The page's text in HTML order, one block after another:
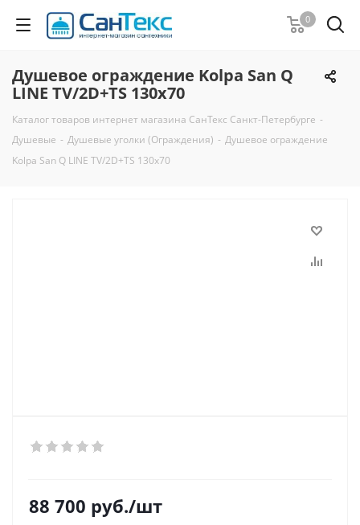
0
Душевое ограждение Kolpa San Q
LINE TV/2D+TS 130х70
Каталог товаров интернет магазина СанТекс Санкт-Петербурге -
Душевые - Душевые уголки (Ограждения) - Душевое ограждение
Kolpa San Q LINE TV/2D+TS 130х70
88 700 руб./шт